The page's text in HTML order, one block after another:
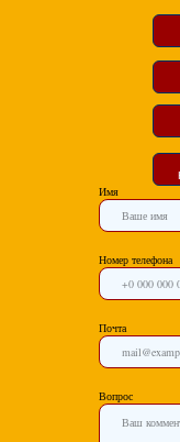
Имя
Номер телефона
Почта
Вопрос